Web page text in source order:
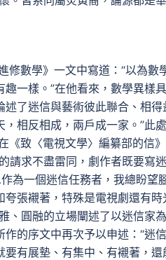
修數學》一文中寫道：“以為
一樣。”在他看來，數學異樣
了迷信與藝術彼此聯合、相
相反相成，兩戶成一家。”此
《致〈電視文學〉編纂部的信
請求不盡雷同，劇作者既要寫
為一個迷信任務者，我總盼望
張襯著，特殊是電視劇還有
、圓融的立場闡述了以迷信家
的序文中再次予以申述：“迷
有展墊、有集中、有襯著，